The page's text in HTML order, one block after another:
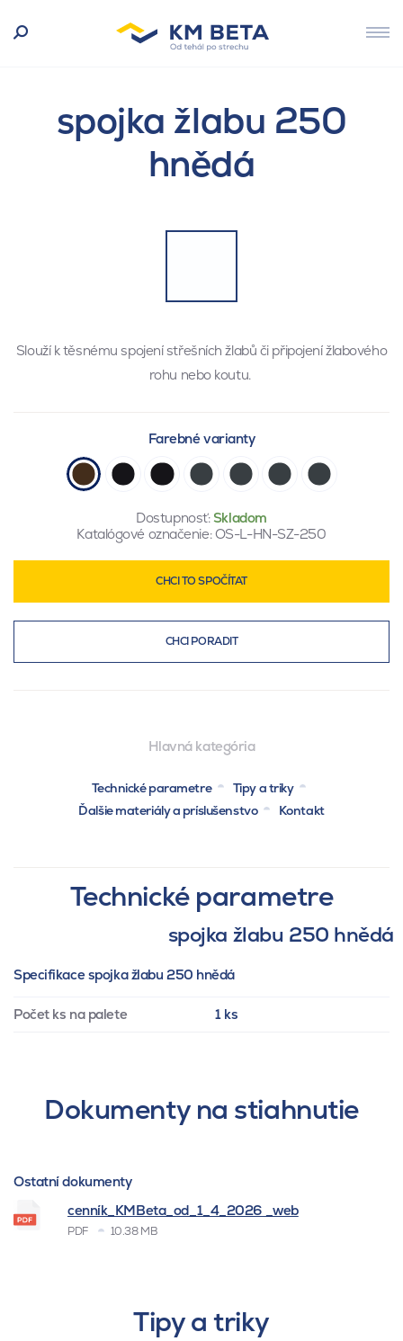
spojka žlabu 250
hnědá
Slouží k těsnému spojení střešních žlabů či připojení žlabového
rohu nebo koutu.
Farebné varianty
Dostupnosť:Skladom
Katalógové označenie: OS-L-HN-SZ-250
CHCI TO SPOČÍTAT
CHCI PORADIT
Hlavná kategória
Technické parametre
Tipy a triky
Ďalšie materiály a príslušenstvo
Kontakt
Technické parametre
spojka žlabu 250 hnědá
Specifikace spojka žlabu 250 hnědá
Počet ks na palete 1 ks
Dokumenty na stiahnutie
Ostatní dokumenty
cenník_KMBeta_od_1_4_2026 _web
PDF 10.38 MB
Tipy a triky